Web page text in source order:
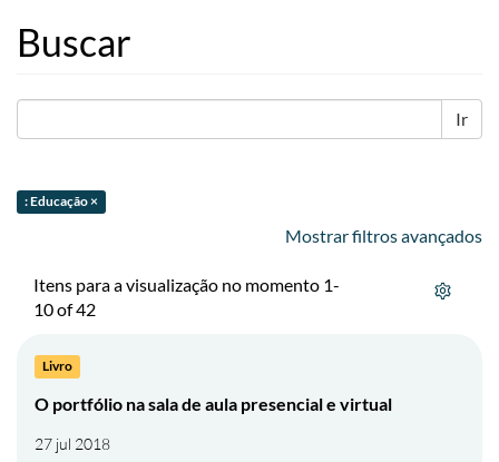
Buscar
Ir
: Educação ×
Mostrar filtros avançados
Itens para a visualização no momento 1-
10 of 42
Livro
O portfólio na sala de aula presencial e virtual
27 jul 2018